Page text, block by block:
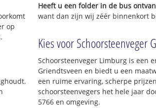
op
Heeft u een folder in de bus
want dan zijn wij zéér binnenkort
Kies voor Schoorsteenveger
Schoorsteenveger Limburg is een
Griendtsveen en biedt u een
een ruime ervaring, scherpe
schoorsteenvegers het hele jaar
5766 en omgeving.